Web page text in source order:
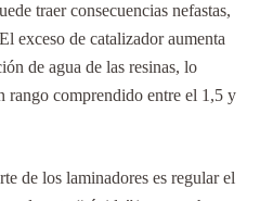
traer consecuencias nefastas,
exceso de catalizador aumenta
de agua de las resinas, lo
rango comprendido entre el 1,5 y
de los laminadores es regular el